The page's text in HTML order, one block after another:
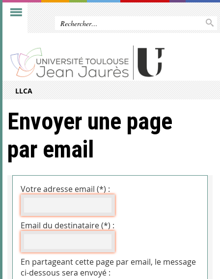
LLCA
Envoyer une page
par email
Votre adresse email (*) :
Email du destinataire (*) :
En partageant cette page par email, le message
ci-dessous sera envoyé :